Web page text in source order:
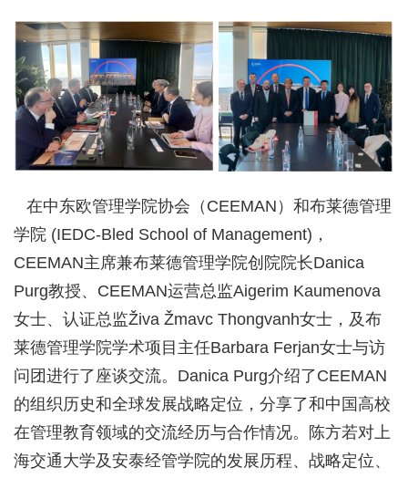
在中东欧管理学院协会（CEEMAN）和布莱德管理
学院 (IEDC-Bled School of Management)，
CEEMAN主席兼布莱德管理学院创院院长Danica
Purg教授、CEEMAN运营总监Aigerim Kaumenova
女士、认证总监Živa Žmavc Thongvanh女士，及布
莱德管理学院学术项目主任Barbara Ferjan女士与访
问团进行了座谈交流。Danica Purg介绍了CEEMAN
的组织历史和全球发展战略定位，分享了和中国高校
在管理教育领域的交流经历与合作情况。陈方若对上
海交通大学及安泰经管学院的发展历程、战略定位、